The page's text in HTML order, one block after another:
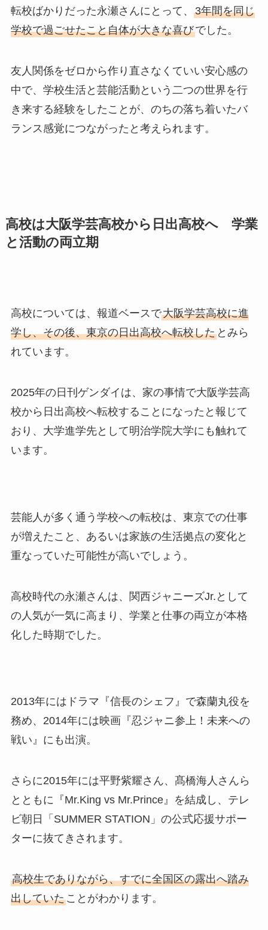
転校ばかりだった永瀬さんにとって、 3年間を同じ
学校で過ごせたこと自体が大きな喜びでした。
友人関係をゼロから作り直さなくていい安心感の
中で、学校生活と芸能活動という二つの世界を行
き来する経験をしたことが、のちの落ち着いたバ
ランス感覚につながったと考えられます。
高校は大阪学芸高校から日出高校へ 学業
と活動の両立期
高校については、報道ベースで大阪学芸高校に進
学し、その後、東京の日出高校へ転校したとみら
れています。
2025年の日刊ゲンダイは、家の事情で大阪学芸高
校から日出高校へ転校することになったと報じて
おり、大学進学先として明治学院大学にも触れて
います。
芸能人が多く通う学校への転校は、東京での仕事
が増えたこと、あるいは家族の生活拠点の変化と
重なっていた可能性が高いでしょう。
高校時代の永瀬さんは、関西ジャニーズJr.として
の人気が一気に高まり、学業と仕事の両立が本格
化した時期でした。
2013年にはドラマ『信長のシェフ』で森蘭丸役を
務め、2014年には映画『忍ジャニ参上！未来への
戦い』にも出演。
さらに2015年には平野紫耀さん、髙橋海人さんら
とともに『Mr.King vs Mr.Prince』を結成し、テレ
ビ朝日「SUMMER STATION」の公式応援サポー
ターに抜てきされます。
高校生でありながら、すでに全国区の露出へ踏み
出していたことがわかります。